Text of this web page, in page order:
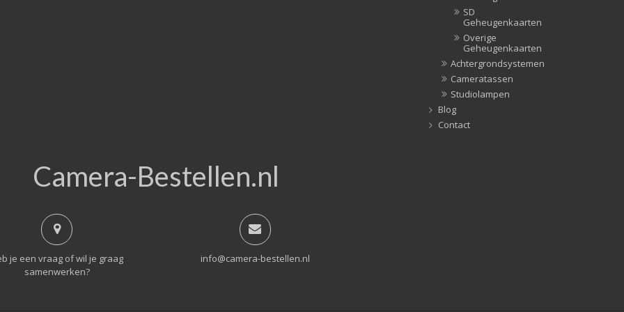
SD
Geheugenkaarten
Overige
Geheugenkaarten
Achtergrondsystemen
Cameratassen
Studiolampen
Blog
Contact
Camera-Bestellen.nl
je een vraag of wil je graag
samenwerken?
info@camera-bestellen.nl